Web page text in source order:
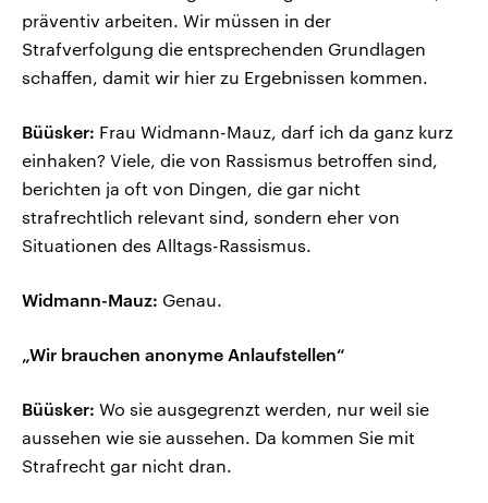
präventiv arbeiten. Wir müssen in der
Strafverfolgung die entsprechenden Grundlagen
schaffen, damit wir hier zu Ergebnissen kommen.
Büüsker: Frau Widmann-Mauz, darf ich da ganz kurz
einhaken? Viele, die von Rassismus betroffen sind,
berichten ja oft von Dingen, die gar nicht
strafrechtlich relevant sind, sondern eher von
Situationen des Alltags-Rassismus.
Widmann-Mauz: Genau.
„Wir brauchen anonyme Anlaufstellen“
Büüsker: Wo sie ausgegrenzt werden, nur weil sie
aussehen wie sie aussehen. Da kommen Sie mit
Strafrecht gar nicht dran.